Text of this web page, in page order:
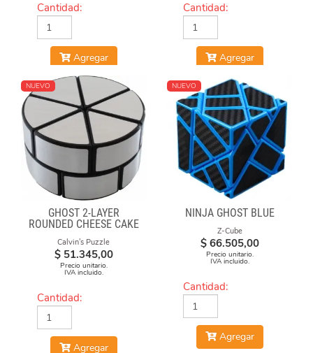
Cantidad:
Agregar
Cantidad:
Agregar
NUEVO
GHOST 2-LAYER
ROUNDED CHEESE CAKE
-BLACK BODY WITH
SILVER LABEL
Calvin's Puzzle
$ 51.345,00
Precio unitario.
IVA incluido.
Cantidad:
Agregar
NUEVO
NINJA GHOST BLUE
Z-Cube
$ 66.505,00
Precio unitario.
IVA incluido.
Cantidad:
Agregar